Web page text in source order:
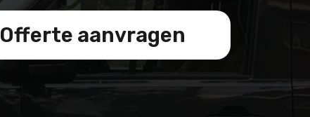
Offerte aanvragen